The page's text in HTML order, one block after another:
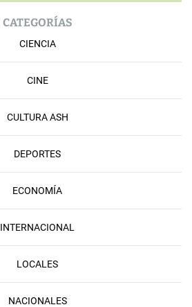
CATEGORÍAS
CIENCIA
CINE
CULTURA ASH
DEPORTES
ECONOMÍA
INTERNACIONAL
LOCALES
NACIONALES